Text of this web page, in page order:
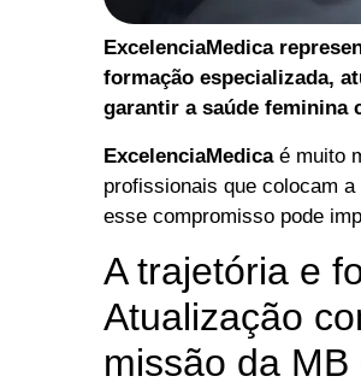
ExcelenciaMedica
formação especializada,
garantir a saúde feminina
ExcelenciaMedicaé muito
profissionais que colocam
esse compromisso pode
A trajetória e
Atualização
missão da